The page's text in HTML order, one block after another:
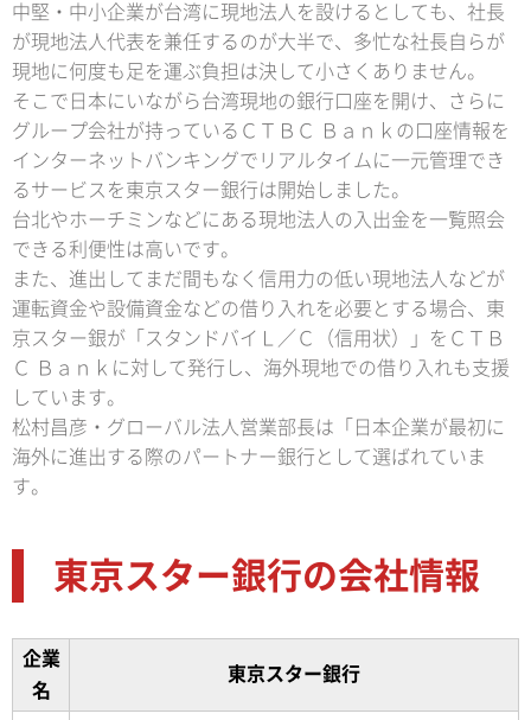
中堅・中小企業が台湾に現地法人を設けるとしても、社長
が現地法人代表を兼任するのが大半で、多忙な社長自らが
現地に何度も足を運ぶ負担は決して小さくありません。
そこで日本にいながら台湾現地の銀行口座を開け、さらに
グループ会社が持っているＣＴＢＣ Ｂａｎｋの口座情報を
インターネットバンキングでリアルタイムに一元管理でき
るサービスを東京スター銀行は開始しました。
台北やホーチミンなどにある現地法人の入出金を一覧照会
できる利便性は高いです。
また、進出してまだ間もなく信用力の低い現地法人などが
運転資金や設備資金などの借り入れを必要とする場合、東
京スター銀が「スタンドバイＬ／Ｃ（信用状）」をＣＴＢ
Ｃ Ｂａｎｋに対して発行し、海外現地での借り入れも支援
しています。
松村昌彦・グローバル法人営業部長は「日本企業が最初に
海外に進出する際のパートナー銀行として選ばれていま
す。
東京スター銀行の会社情報
企業
名
東京スター銀行